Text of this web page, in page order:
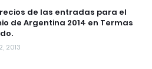
de las entradas para el
de Argentina 2014 en Termas
2013